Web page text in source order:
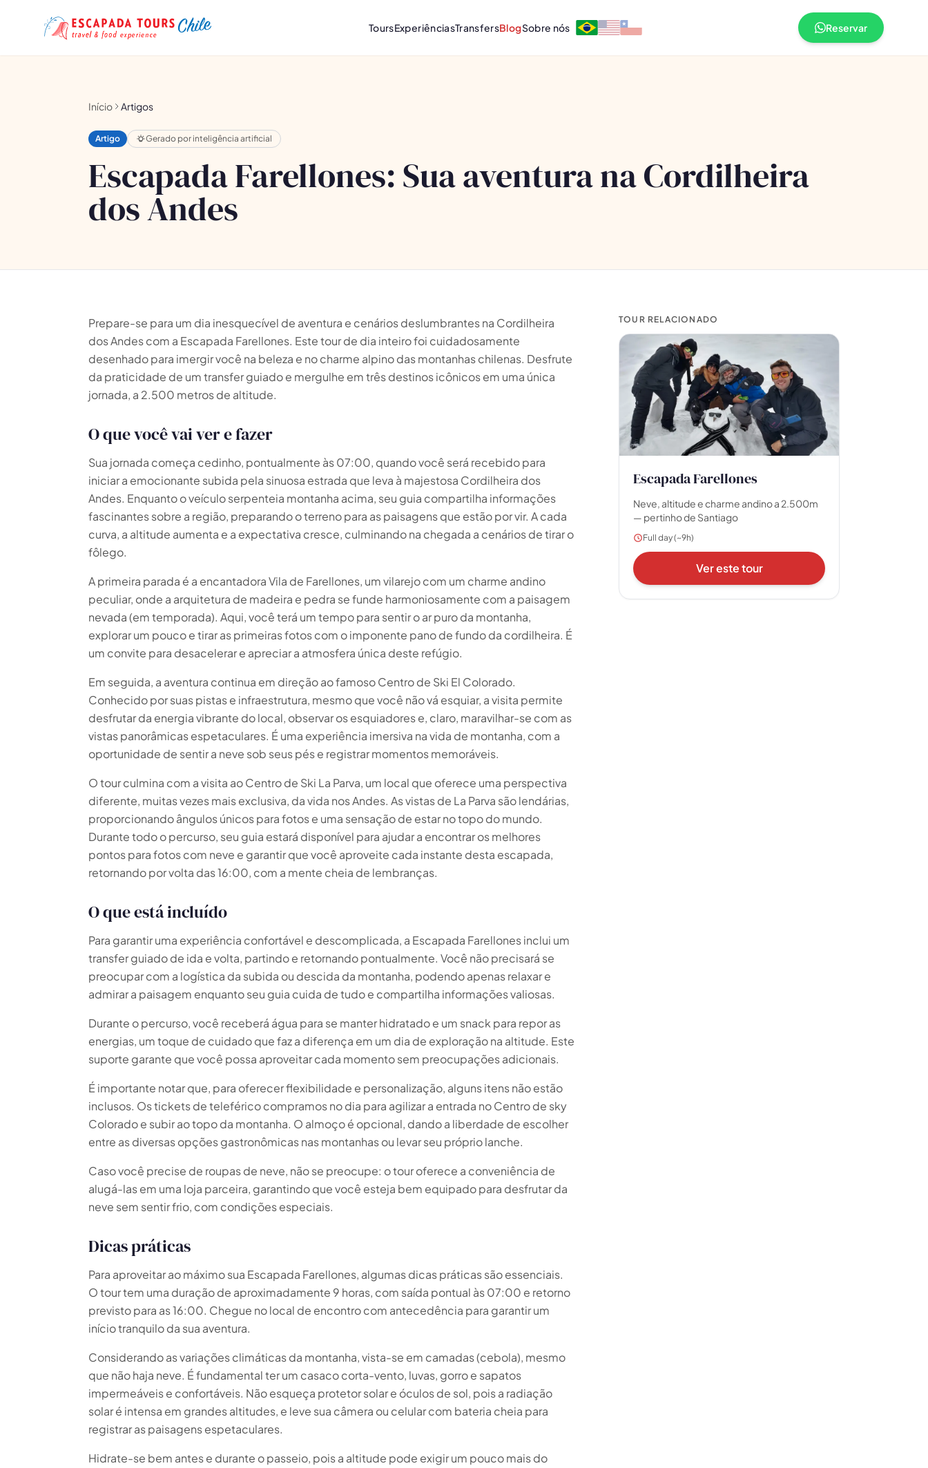
ToursExperiênciasTransfersBlogSobre nós Reservar
Início Artigos
Artigo Gerado por inteligência artificial
Escapada Farellones: Sua aventura na Cordilheira
dos Andes
Prepare-se para um dia inesquecível de aventura e cenários deslumbrantes na Cordilheira
dos Andes com a Escapada Farellones. Este tour de dia inteiro foi cuidadosamente
desenhado para imergir você na beleza e no charme alpino das montanhas chilenas. Desfrute
da praticidade de um transfer guiado e mergulhe em três destinos icônicos em uma única
jornada, a 2.500 metros de altitude.
O que você vai ver e fazer
Sua jornada começa cedinho, pontualmente às 07:00, quando você será recebido para
iniciar a emocionante subida pela sinuosa estrada que leva à majestosa Cordilheira dos
Andes. Enquanto o veículo serpenteia montanha acima, seu guia compartilha informações
fascinantes sobre a região, preparando o terreno para as paisagens que estão por vir. A cada
curva, a altitude aumenta e a expectativa cresce, culminando na chegada a cenários de tirar o
fôlego.
A primeira parada é a encantadora Vila de Farellones, um vilarejo com um charme andino
peculiar, onde a arquitetura de madeira e pedra se funde harmoniosamente com a paisagem
nevada (em temporada). Aqui, você terá um tempo para sentir o ar puro da montanha,
explorar um pouco e tirar as primeiras fotos com o imponente pano de fundo da cordilheira. É
um convite para desacelerar e apreciar a atmosfera única deste refúgio.
Em seguida, a aventura continua em direção ao famoso Centro de Ski El Colorado.
Conhecido por suas pistas e infraestrutura, mesmo que você não vá esquiar, a visita permite
desfrutar da energia vibrante do local, observar os esquiadores e, claro, maravilhar-se com as
vistas panorâmicas espetaculares. É uma experiência imersiva na vida de montanha, com a
oportunidade de sentir a neve sob seus pés e registrar momentos memoráveis.
O tour culmina com a visita ao Centro de Ski La Parva, um local que oferece uma perspectiva
diferente, muitas vezes mais exclusiva, da vida nos Andes. As vistas de La Parva são lendárias,
proporcionando ângulos únicos para fotos e uma sensação de estar no topo do mundo.
Durante todo o percurso, seu guia estará disponível para ajudar a encontrar os melhores
pontos para fotos com neve e garantir que você aproveite cada instante desta escapada,
retornando por volta das 16:00, com a mente cheia de lembranças.
O que está incluído
Para garantir uma experiência confortável e descomplicada, a Escapada Farellones inclui um
transfer guiado de ida e volta, partindo e retornando pontualmente. Você não precisará se
preocupar com a logística da subida ou descida da montanha, podendo apenas relaxar e
admirar a paisagem enquanto seu guia cuida de tudo e compartilha informações valiosas.
Durante o percurso, você receberá água para se manter hidratado e um snack para repor as
energias, um toque de cuidado que faz a diferença em um dia de exploração na altitude. Este
suporte garante que você possa aproveitar cada momento sem preocupações adicionais.
É importante notar que, para oferecer flexibilidade e personalização, alguns itens não estão
inclusos. Os tickets de teleférico compramos no dia para agilizar a entrada no Centro de sky
Colorado e subir ao topo da montanha. O almoço é opcional, dando a liberdade de escolher
entre as diversas opções gastronômicas nas montanhas ou levar seu próprio lanche.
Caso você precise de roupas de neve, não se preocupe: o tour oferece a conveniência de
alugá-las em uma loja parceira, garantindo que você esteja bem equipado para desfrutar da
neve sem sentir frio, com condições especiais.
Dicas práticas
Para aproveitar ao máximo sua Escapada Farellones, algumas dicas práticas são essenciais.
O tour tem uma duração de aproximadamente 9 horas, com saída pontual às 07:00 e retorno
previsto para as 16:00. Chegue no local de encontro com antecedência para garantir um
início tranquilo da sua aventura.
Considerando as variações climáticas da montanha, vista-se em camadas (cebola), mesmo
que não haja neve. É fundamental ter um casaco corta-vento, luvas, gorro e sapatos
impermeáveis e confortáveis. Não esqueça protetor solar e óculos de sol, pois a radiação
solar é intensa em grandes altitudes, e leve sua câmera ou celular com bateria cheia para
registrar as paisagens espetaculares.
Hidrate-se bem antes e durante o passeio, pois a altitude pode exigir um pouco mais do
TOUR RELACIONADO
Escapada Farellones
Neve, altitude e charme andino a 2.500m
— pertinho de Santiago
Full day (~9h)
Ver este tour
Escapada Tours Chile
Guias profissionais · 26 anos
Online
Olá! 👋 Sou a assistente virtual da Escapada Tours
Guias profissionais há 26 anos no ramo do Turismo
Vou te ajudar a encontrar a experiência ideal em 3
perguntas rápidas.
dias você tem disponívelpara as
experiências?